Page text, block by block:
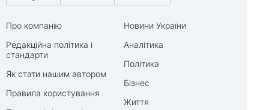
Про компанію
Редакційна політика і
стандарти
Як стати нашим автором
Правила користування
Новини України
Аналітика
Політика
Бізнес
Життя